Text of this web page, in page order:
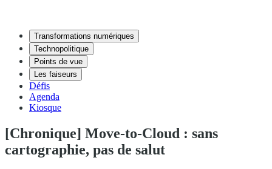
Transformations numériques
Technopolitique
Points de vue
Les faiseurs
Défis
Agenda
Kiosque
[Chronique] Move-to-Cloud : sans
cartographie, pas de salut